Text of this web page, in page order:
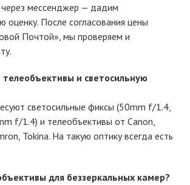
мессенджер — дадим
оценку. После согласования цены
Почтой», мы проверяем и
и светосильную
светосильные фиксы (50mm f/1.4,
f/1.4) и телеобъективы от Canon,
Tokina. На такую оптику всегда есть
для беззеркальных камер?